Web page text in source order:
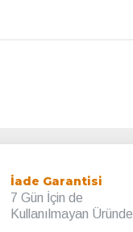
İade Garantisi
7 Gün İçin de
Kullanılmayan Üründe